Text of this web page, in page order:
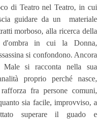
di Teatro nel Teatro, in cui
guidare da un  materiale
morboso, alla ricerca della
d'ombra in cui la Donna,
si confondono. Ancora
si racconta nella sua
proprio perché nasce,
fra persone comuni,
sia facile, improvviso, a
superare il guado e